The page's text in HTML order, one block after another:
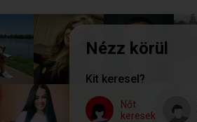
Nézz körül
Kit keresel?
Nőt
keresek